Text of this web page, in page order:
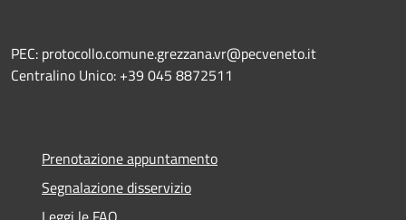
PEC: protocollo.comune.grezzana.vr@pecveneto.it
Centralino Unico: +39 045 8872511
Prenotazione appuntamento
Segnalazione disservizio